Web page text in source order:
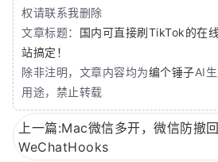
权请联系我删除
文章标题： 国内可直接刷TikTok的在
站搞定！
除非注明，文章内容均为编个锤子AI
用途，禁止转载
上一篇:Mac微信多开，微信防撤回
WeChatHooks